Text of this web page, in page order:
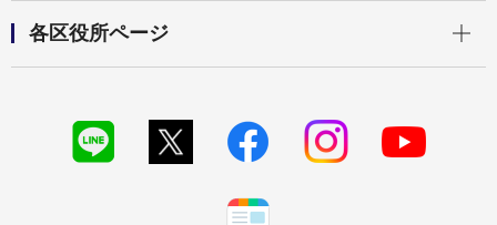
各区役所ページ